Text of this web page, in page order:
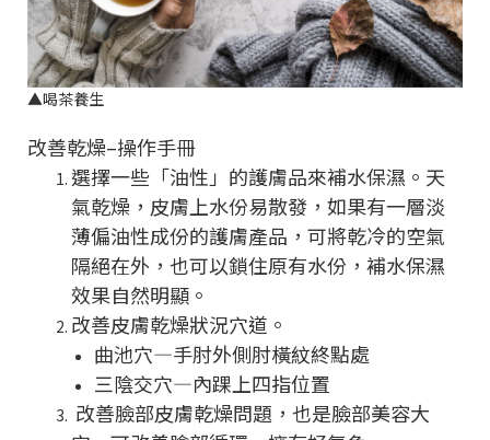
▲喝茶養生
改善乾燥–操作手冊
選擇一些「油性」的護膚品來補水保濕。天
氣乾燥，皮膚上水份易散發，如果有一層淡
薄偏油性成份的護膚產品，可將乾冷的空氣
隔絕在外，也可以鎖住原有水份，補水保濕
效果自然明顯。
改善皮膚乾燥狀況穴道。
曲池穴—手肘外側肘橫紋終點處
三陰交穴—內踝上四指位置
改善臉部皮膚乾燥問題，也是臉部美容大